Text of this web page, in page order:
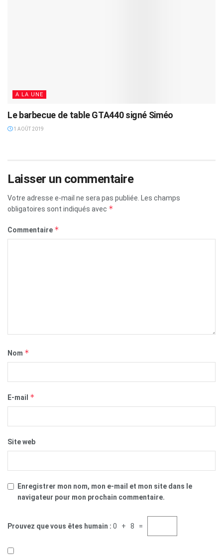
A LA UNE
Le barbecue de table GTA440 signé Siméo
1 AOÛT 2019
Laisser un commentaire
Votre adresse e-mail ne sera pas publiée.
Les champs
obligatoires sont indiqués avec *
Commentaire *
Nom *
E-mail *
Site web
Enregistrer mon nom, mon e-mail et mon site dans le
navigateur pour mon prochain commentaire.
Prouvez que vous êtes humain : 0 + 8 =